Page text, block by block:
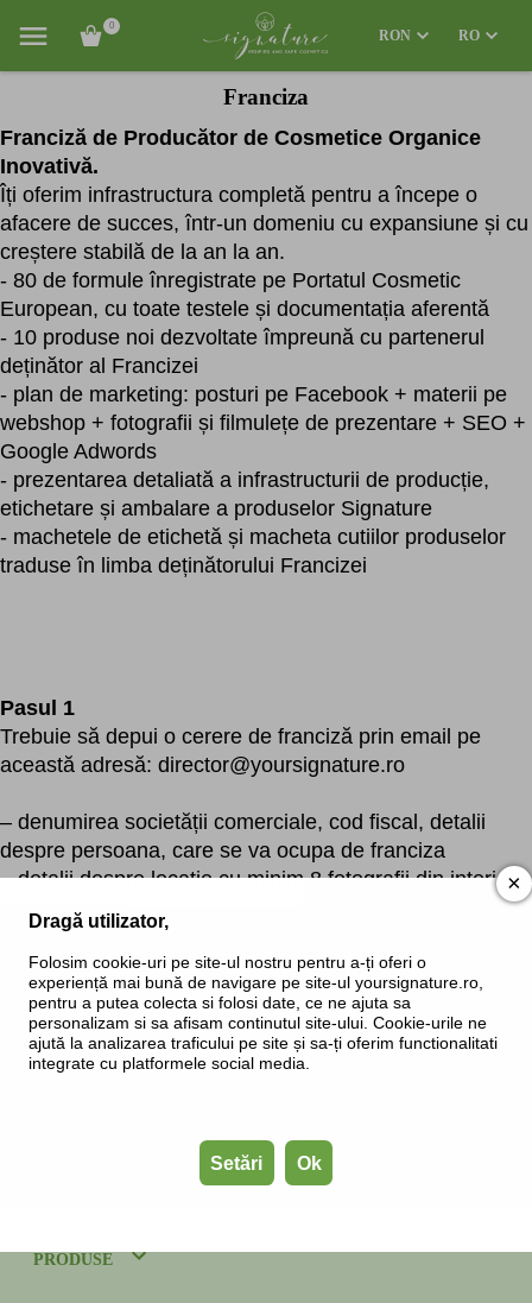
0
RON RO
Franciza
Franciză de Producător de Cosmetice Organice
Inovativă.
Îți oferim infrastructura completă pentru a începe o
afacere de succes, într-un domeniu cu expansiune și cu
creștere stabilă de la an la an.
- 80 de formule înregistrate pe Portatul Cosmetic
European, cu toate testele și documentația aferentă
- 10 produse noi dezvoltate împreună cu partenerul
deținător al Francizei
- plan de marketing: posturi pe Facebook + materii pe
webshop + fotografii și filmulețe de prezentare + SEO +
Google Adwords
- prezentarea detaliată a infrastructurii de producție,
etichetare și ambalare a produselor Signature
- machetele de etichetă și macheta cutiilor produselor
traduse în limba deținătorului Francizei
Pasul 1
Trebuie să depui o cerere de franciză prin email pe
această adresă: director@yoursignature.ro
– denumirea societății comerciale, cod fiscal, detalii
despre persoana, care se va ocupa de franciza
– detalii despre locație cu minim 8 fotografii din interior
și din exterior
Pasul 2
Costurile francizei Signature Cosmetics.
20.000 Euro: taxa de franciză
6% din vânzări: redevență lunară
1% din vânzări: Buget de marketing local
Toate sumele sunt fără TVA
PRODUSE
×
Dragă utilizator,
Folosim cookie-uri pe site-ul nostru pentru a-ți oferi o
experiență mai bună de navigare pe site-ul yoursignature.ro,
pentru a putea colecta si folosi date, ce ne ajuta sa
personalizam si sa afisam continutul site-ului. Cookie-urile ne
ajută la analizarea traficului pe site și sa-ți oferim functionalitati
integrate cu platformele social media.
Setări Ok